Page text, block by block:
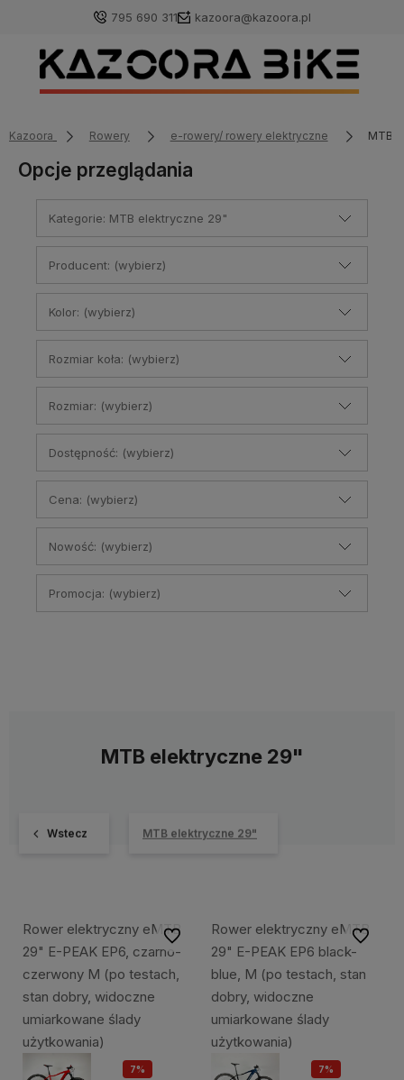
795 690 311 kazoora@kazoora.pl
Kazoora Rowery e-rowery/ rowery elektryczne MTB
Opcje przeglądania
Kategorie: MTB elektryczne 29"
Producent: (wybierz)
Kolor: (wybierz)
Rozmiar koła: (wybierz)
Rozmiar: (wybierz)
Dostępność: (wybierz)
Cena: (wybierz)
Nowość: (wybierz)
Promocja: (wybierz)
MTB elektryczne 29"
Wstecz MTB elektryczne 29"
Rower elektryczny eMTB
29" E-PEAK EP6, czarno-
czerwony M (po testach,
stan dobry, widoczne
umiarkowane ślady
użytkowania)
7%
Do ulubionychRower elektryczny eMTB
29" E-PEAK EP6 black-
blue, M (po testach, stan
dobry, widoczne
umiarkowane ślady
użytkowania)
7%
Do